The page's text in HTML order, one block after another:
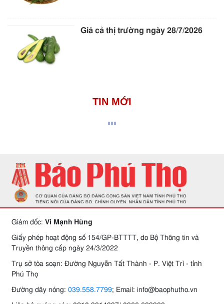
Giá cả thị trường ngày 28/7/2026
TIN MỚI
Giám đốc: Vi Mạnh Hùng
Giấy phép hoạt động số 154/GP-BTTTT, do Bộ Thông tin và
Truyền thông cấp ngày 24/3/2022
Trụ sở tòa soạn: Đường Nguyễn Tất Thành - P. Việt Trì - tỉnh
Phú Thọ
Đường dây nóng: 039.558.7799; Email: info@baophutho.vn